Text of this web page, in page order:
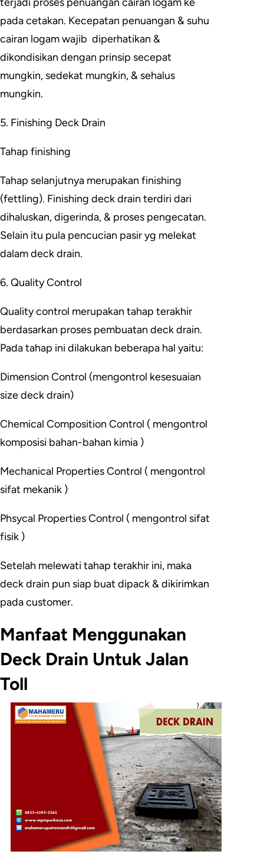
pada cetakan. Kecepatan penuangan & suhu
cairan logam wajib diperhatikan &
dikondisikan dengan prinsip secepat
mungkin, sedekat mungkin, & sehalus
mungkin.
5. Finishing Deck Drain
Tahap finishing
Tahap selanjutnya merupakan finishing
(fettling). Finishing deck drain terdiri dari
dihaluskan, digerinda, & proses pengecatan.
Selain itu pula pencucian pasir yg melekat
dalam deck drain.
6. Quality Control
Quality control merupakan tahap terakhir
berdasarkan proses pembuatan deck drain.
Pada tahap ini dilakukan beberapa hal yaitu:
Dimension Control (mengontrol kesesuaian
size deck drain)
Chemical Composition Control ( mengontrol
komposisi bahan-bahan kimia )
Mechanical Properties Control ( mengontrol
sifat mekanik )
Phsycal Properties Control ( mengontrol sifat
fisik )
Setelah melewati tahap terakhir ini, maka
deck drain pun siap buat dipack & dikirimkan
pada customer.
Manfaat Menggunakan
Deck Drain Untuk Jalan
Toll